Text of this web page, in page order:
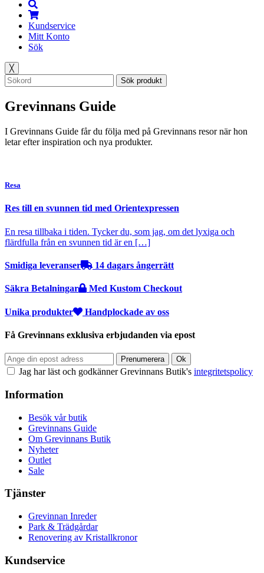
Kundservice
Mitt Konto
Sök
╳
Sök produkt
Grevinnans Guide
I Grevinnans Guide får du följa med på Grevinnans resor när hon
letar efter inspiration och nya produkter.
Resa
Res till en svunnen tid med Orientexpressen
En resa tillbaka i tiden. Tycker du, som jag, om det lyxiga och
flärdfulla från en svunnen tid är en […]
Smidiga leveranser 14 dagars ångerrätt
Säkra Betalningar Med Kustom Checkout
Unika produkter Handplockade av oss
Få Grevinnans exklusiva erbjudanden via epost
Jag har läst och godkänner Grevinnans Butik's integritetspolicy
Information
Besök vår butik
Grevinnans Guide
Om Grevinnans Butik
Nyheter
Outlet
Sale
Tjänster
Grevinnan Inreder
Park & Trädgårdar
Renovering av Kristallkronor
Kundservice